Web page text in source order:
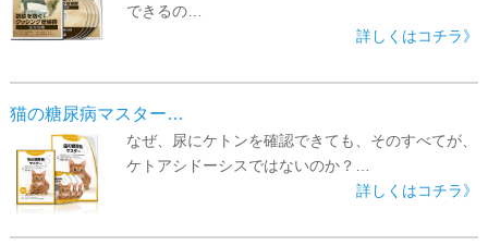
できるの…
詳しくはコチラ》
猫の糖尿病マスター…
なぜ、尿にケトンを確認できても、そのすべてが、
ケトアシドーシスではないのか？…
詳しくはコチラ》